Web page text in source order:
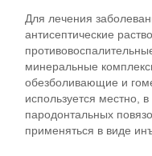
Для лечения
антисептические
минеральные
обезболивающие и
используется местно,
пародонтальных
применяться в виде